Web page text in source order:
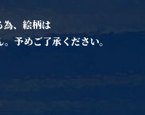
、絵柄は
予めご了承ください。